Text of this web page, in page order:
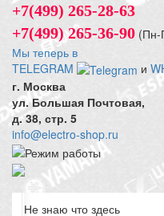
+7(499) 265-28-63
+7(499) 265-36-90 (Пн-
Мы теперь в
TELEGRAM
и
г. Москва
ул. Большая Почтовая,
д. 38, стр. 5
info@electro-shop.ru
Не знаю что здесь